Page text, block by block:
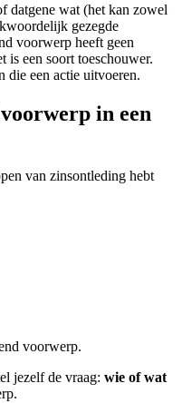
datgene wat (het kan zowel
gezegde
voorwerp heeft geen
is een soort toeschouwer.
een actie uitvoeren.
in een
van zinsontleding hebt
voorwerp.
jezelf de vraag: wie of wat